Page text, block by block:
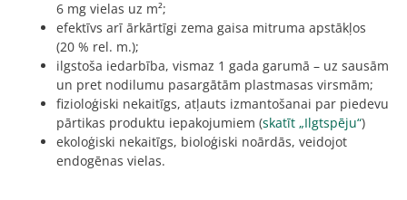
6 mg vielas uz m²;
efektīvs arī ārkārtīgi zema gaisa mitruma apstākļos
(20 % rel. m.);
ilgstoša iedarbība, vismaz 1 gada garumā – uz sausām
un pret nodilumu pasargātām plastmasas virsmām;
fizioloģiski nekaitīgs, atļauts izmantošanai par piedevu
pārtikas produktu iepakojumiem (skatīt „Ilgtspēju“)
ekoloģiski nekaitīgs, bioloģiski noārdās, veidojot
endogēnas vielas.